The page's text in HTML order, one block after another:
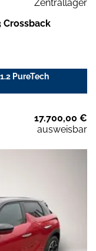
Zentrallager
Crossback
PureTech
17.700,00 €
ausweisbar